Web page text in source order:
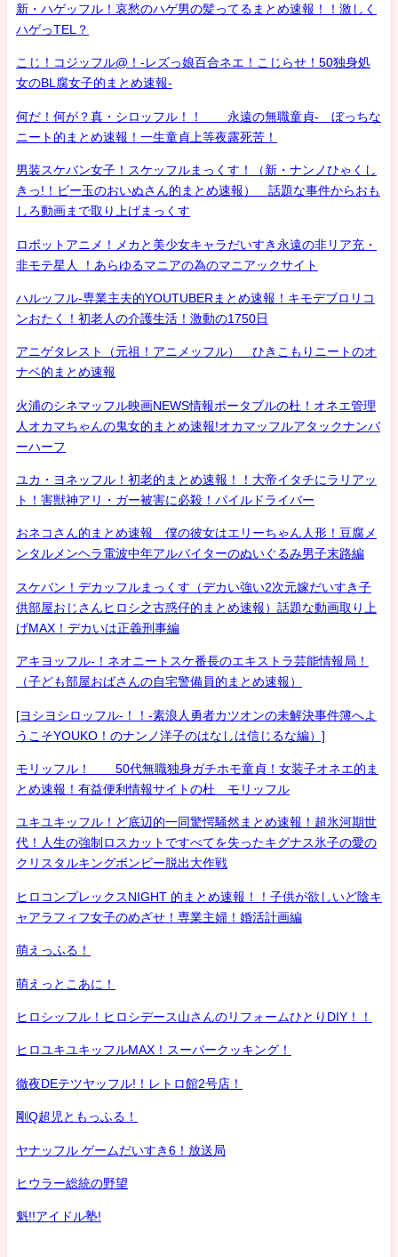
新・ハゲッフル！哀愁のハゲ男の髪ってるまとめ速報！！激しく
ハゲっTEL？
こじ！コジッフル@！-レズっ娘百合ネエ！こじらせ！50独身処
女のBL腐女子的まとめ速報-
何だ！何が？真・シロッフル！！ 永遠の無職童貞- ぼっちな
ニート的まとめ速報！一生童貞上等夜露死苦！
男装スケバン女子！スケッフルまっくす！（新・ナンノひゃくし
きっ!！ビー玉のおいぬさん的まとめ速報） 話題な事件からおも
しろ動画まで取り上げまっくす
ロボットアニメ！メカと美少女キャラだいすき永遠の非リア充・
非モテ星人 ！あらゆるマニアの為のマニアックサイト
ハルッフル-専業主夫的YOUTUBERまとめ速報！キモデブロリコ
ンおたく！初老人の介護生活！激動の1750日
アニゲタレスト（元祖！アニメッフル） ひきこもりニートのオ
ナベ的まとめ速報
火浦のシネマッフル映画NEWS情報ポータブルの杜！オネエ管理
人オカマちゃんの鬼女的まとめ速報!オカマッフルアタックナンバ
ーハーフ
ユカ・ヨネッフル！初老的まとめ速報！！大帝イタチにラリアッ
ト！害獣神アリ・ガー被害に必殺！パイルドライバー
おネコさん的まとめ速報 僕の彼女はエリーちゃん人形！豆腐メ
ンタルメンヘラ電波中年アルバイターのぬいぐるみ男子末路編
スケバン！デカッフルまっくす（デカい強い2次元嫁だいすき子
供部屋おじさんヒロシ之古惑仔的まとめ速報）話題な動画取り上
げMAX！デカいは正義刑事編
アキヨッフル-！ネオニートスケ番長のエキストラ芸能情報局！
（子ども部屋おばさんの自宅警備員的まとめ速報）
[ヨシヨシロッフル-！！-素浪人勇者カツオンの未解決事件簿へよ
うこそYOUKO！のナンノ洋子のはなしは信じるな編）]
モリッフル！ 50代無職独身ガチホモ童貞！女装子オネエ的ま
とめ速報！有益便利情報サイトの杜 モリッフル
ユキユキッフル！ど底辺的一同驚愕騒然まとめ速報！超氷河期世
代！人生の強制ロスカットですべてを失ったキグナス氷子の愛の
クリスタルキングボンビー脱出大作戦
ヒロコンプレックスNIGHT 的まとめ速報！！子供が欲しいど陰キ
ャアラフィフ女子のめざせ！専業主婦！婚活計画編
萌えっふる！
萌えっとこあに！
ヒロシッフル！ヒロシデース山さんのリフォームひとりDIY！！
ヒロユキユキッフルMAX！スーパークッキング！
徹夜DEテツヤッフル!！レトロ館2号店！
剛Q超児ともっふる！
ヤナッフル ゲームだいすき6！放送局
ヒウラー総統の野望
魁!!アイドル塾!